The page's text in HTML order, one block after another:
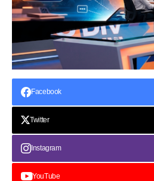
Facebook
Twitter
Instagram
YouTube